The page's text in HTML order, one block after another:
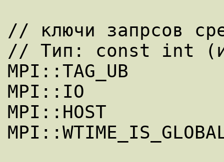
// ключи запрсов
// Тип: const int
MPI::TAG_UB
MPI::IO
MPI::HOST